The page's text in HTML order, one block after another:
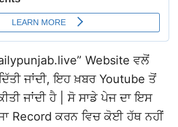
Website ਵਲੋਂ
ਜਾਂਦੀ, ਇਹ ਖ਼ਬਰ Youtube ਤੋਂ
ਜਾਂਦੀ ਹੈ | ਸੋ ਸਾਡੇ ਪੇਜ ਦਾ ਇਸ
Record ਕਰਨ ਵਿਚ ਕੋਈ ਹੱਥ ਨਹੀਂ